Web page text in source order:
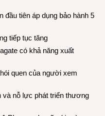
tiên áp dụng bảo hành 5
tiếp tục tăng
có khả năng xuất
quen của người xem
và nỗ lực phát triển thương